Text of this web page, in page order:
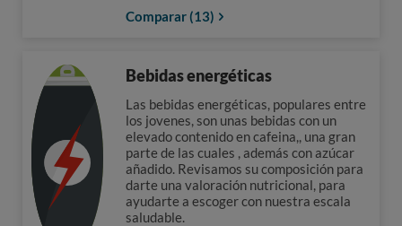
Comparar (13)
Bebidas energéticas
Las bebidas energéticas, populares entre
los jovenes, son unas bebidas con un
elevado contenido en cafeina,, una gran
parte de las cuales , además con azúcar
añadido. Revisamos su composición para
darte una valoración nutricional, para
ayudarte a escoger con nuestra escala
saludable.